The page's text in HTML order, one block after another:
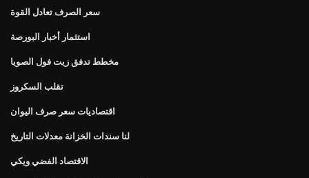
سعر الصرف تعادل القوة
استثمار أخبار البورصة
مخطط تدفق زيت فول الصويا
تقلب السكروز
اقتصاديات سعر صرف اليوان
لنا سندات الخزانة معدلات التاريخ
الاقتصاد الفضي ويكي